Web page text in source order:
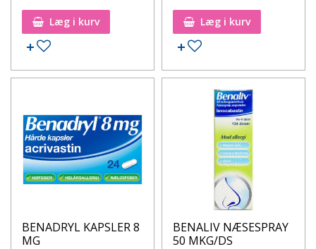
Læg i kurv
Tilføj til ønskeseddel
Læg i kurv
Tilføj til ønskeseddel
BENADRYL KAPSLER 8
MG
BENALIV NÆSESPRAY
50 MKG/DS